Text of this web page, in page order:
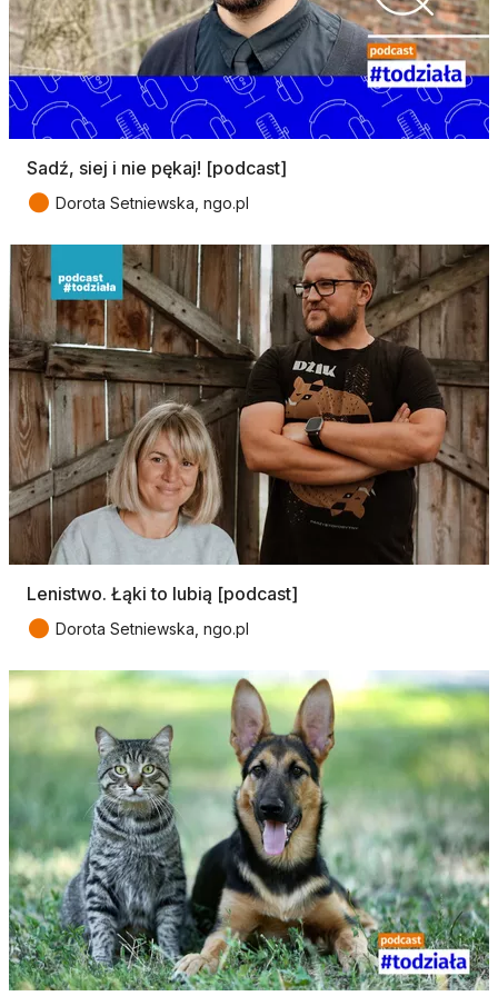
Sadź, siej i nie pękaj! [podcast]
● Dorota Setniewska, ngo.pl
Lenistwo. Łąki to lubią [podcast]
● Dorota Setniewska, ngo.pl